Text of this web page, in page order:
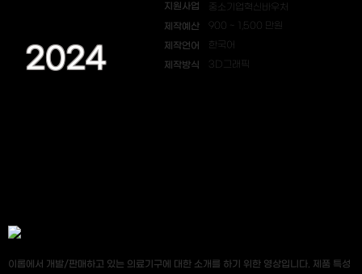
2024
지원사업 중소기업혁신바우처
제작예산 900 ~ 1,500 만원
제작언어 한국어
제작방식 3D그래픽
이롭에서 개발/판매하고 있는 의료기구에 대한 소개를 하기 위한 영상입니다. 제품 특성